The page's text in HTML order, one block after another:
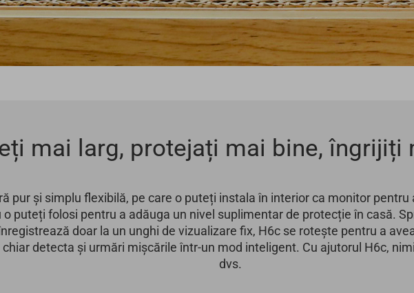
mai larg, protejați mai bine, îngrijiți
pur și simplu flexibilă, pe care o puteți instala în interior ca monitor
o puteți folosi pentru a adăuga un nivel suplimentar de protecție în casă.
doar la un unghi de vizualizare fix, H6c se rotește pentru a
detecta și urmări mișcările într-un mod inteligent. Cu ajutorul H6c,
dvs.